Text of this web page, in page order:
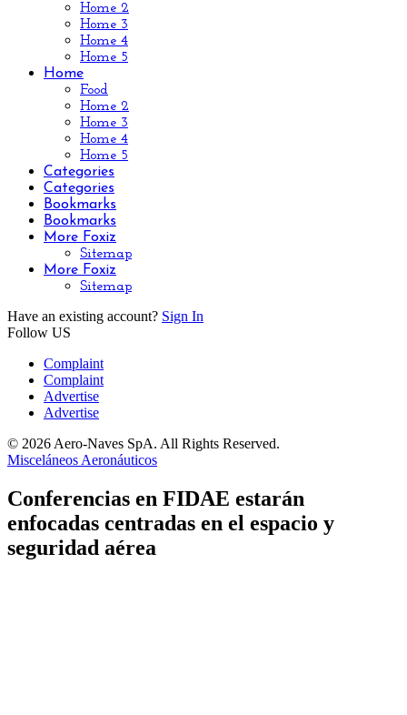
Home 2
Home 3
Home 4
Home 5
Home
Food
Home 2
Home 3
Home 4
Home 5
Categories
Categories
Bookmarks
Bookmarks
More Foxiz
Sitemap
More Foxiz
Sitemap
Have an existing account? Sign In
Follow US
Complaint
Complaint
Advertise
Advertise
© 2026 Aero-Naves SpA. All Rights Reserved.
Misceláneos Aeronáuticos
Conferencias en FIDAE estarán
enfocadas centradas en el espacio y
seguridad aérea